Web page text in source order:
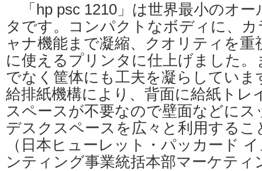
「hp psc 1210」は世界最小のオ
タです。コンパクトなボディに、
ャナ機能まで凝縮、クオリティを重
に使えるプリンタに仕上げました
でなく筐体にも工夫を凝らしていま
給排紙機構により、背面に給紙トレ
スペースが不要なので壁面などにス
デスクスペースを広々と利用するこ
（日本ヒューレット・パッカード
ンティング事業統括本部マーケティ